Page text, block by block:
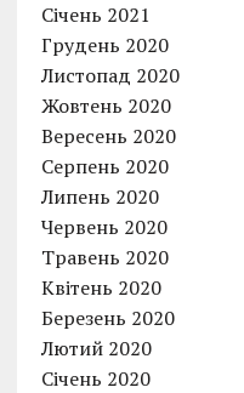
Січень 2021
Грудень 2020
Листопад 2020
Жовтень 2020
Вересень 2020
Серпень 2020
Липень 2020
Червень 2020
Травень 2020
Квітень 2020
Березень 2020
Лютий 2020
Січень 2020